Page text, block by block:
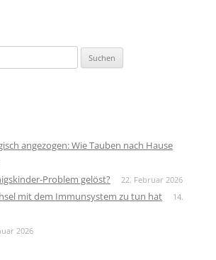
angezogen: Wie Tauben nach Hause
Problem gelöst? 22. Februar 2026
mit dem Immunsystem zu tun hat
14.
2026